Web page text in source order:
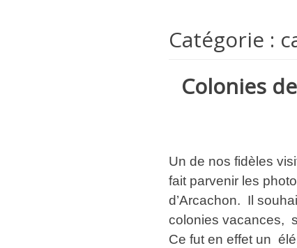
Catégorie :
Colonies
Un de nos fidèles
fait parvenir les
d’Arcachon. Il
colonies vacances,
Ce fut en effet un